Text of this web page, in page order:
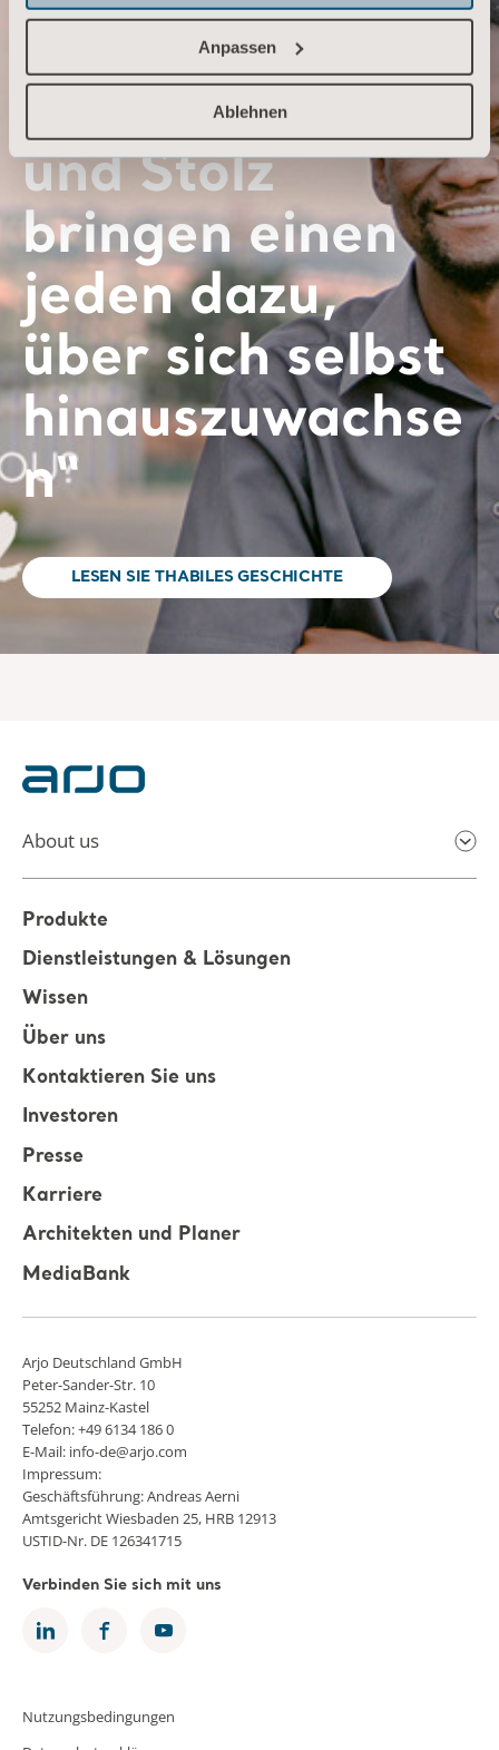
Anpassen
Ablehnen
„Ein starkes
Loyalitätsgefühl
und Stolz
bringen einen
jeden dazu,
über sich selbst
hinauszuwachse
n“
LESEN SIE THABILES GESCHICHTE
About us
Produkte
Dienstleistungen & Lösungen
Wissen
Über uns
Kontaktieren Sie uns
Investoren
Presse
Karriere
Architekten und Planer
MediaBank
Arjo Deutschland GmbH
Peter-Sander-Str. 10
55252 Mainz-Kastel
Telefon: +49 6134 186 0
E-Mail: info-de@arjo.com
Impressum:
Geschäftsführung: Andreas Aerni
Amtsgericht Wiesbaden 25, HRB 12913
USTID-Nr. DE 126341715
Verbinden Sie sich mit uns
Nutzungsbedingungen